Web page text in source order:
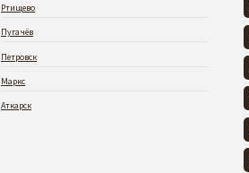
Ртищево
Пугачёв
Петровск
Маркс
Аткарск